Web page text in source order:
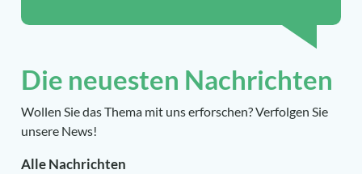
Die neuesten Nachrichten
Wollen Sie das Thema mit uns erforschen? Verfolgen Sie
unsere News!
Alle Nachrichten